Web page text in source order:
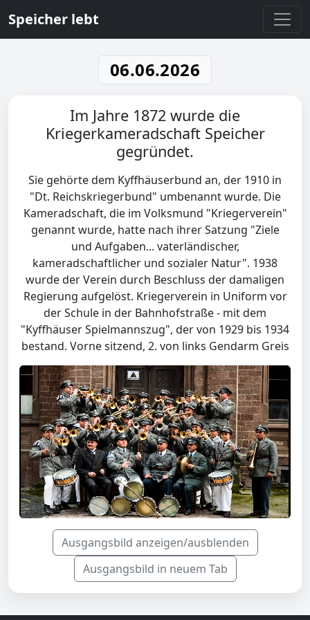
Speicher lebt
06.06.2026
Im Jahre 1872 wurde die
Kriegerkameradschaft Speicher
gegründet.
Sie gehörte dem Kyffhäuserbund an, der 1910 in
"Dt. Reichskriegerbund" umbenannt wurde. Die
Kameradschaft, die im Volksmund "Kriegerverein"
genannt wurde, hatte nach ihrer Satzung "Ziele
und Aufgaben... vaterländischer,
kameradschaftlicher und sozialer Natur". 1938
wurde der Verein durch Beschluss der damaligen
Regierung aufgelöst. Kriegerverein in Uniform vor
der Schule in der Bahnhofstraße - mit dem
"Kyffhäuser Spielmannszug", der von 1929 bis 1934
bestand. Vorne sitzend, 2. von links Gendarm Greis
Ausgangsbild anzeigen/ausblenden
Ausgangsbild in neuem Tab